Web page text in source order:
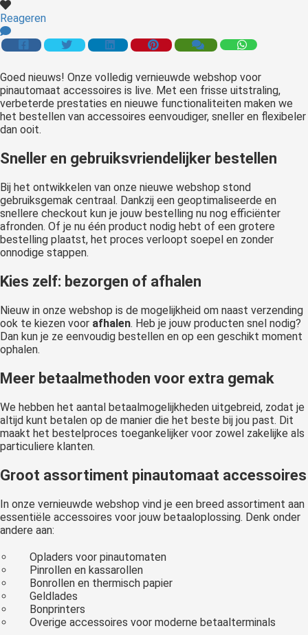
Reageren
Goed nieuws! Onze volledig vernieuwde webshop voor
pinautomaat accessoires is live. Met een frisse uitstraling,
verbeterde prestaties en nieuwe functionaliteiten maken we
het bestellen van accessoires eenvoudiger, sneller en flexibeler
dan ooit.
Sneller en gebruiksvriendelijker bestellen
Bij het ontwikkelen van onze nieuwe webshop stond
gebruiksgemak centraal. Dankzij een geoptimaliseerde en
snellere checkout kun je jouw bestelling nu nog efficiënter
afronden. Of je nu één product nodig hebt of een grotere
bestelling plaatst, het proces verloopt soepel en zonder
onnodige stappen.
Kies zelf: bezorgen of afhalen
Nieuw in onze webshop is de mogelijkheid om naast verzending
ook te kiezen voor afhalen. Heb je jouw producten snel nodig?
Dan kun je ze eenvoudig bestellen en op een geschikt moment
ophalen.
Meer betaalmethoden voor extra gemak
We hebben het aantal betaalmogelijkheden uitgebreid, zodat je
altijd kunt betalen op de manier die het beste bij jou past. Dit
maakt het bestelproces toegankelijker voor zowel zakelijke als
particuliere klanten.
Groot assortiment pinautomaat accessoires
In onze vernieuwde webshop vind je een breed assortiment aan
essentiële accessoires voor jouw betaaloplossing. Denk onder
andere aan:
Opladers voor pinautomaten
Pinrollen en kassarollen
Bonrollen en thermisch papier
Geldlades
Bonprinters
Overige accessoires voor moderne betaalterminals